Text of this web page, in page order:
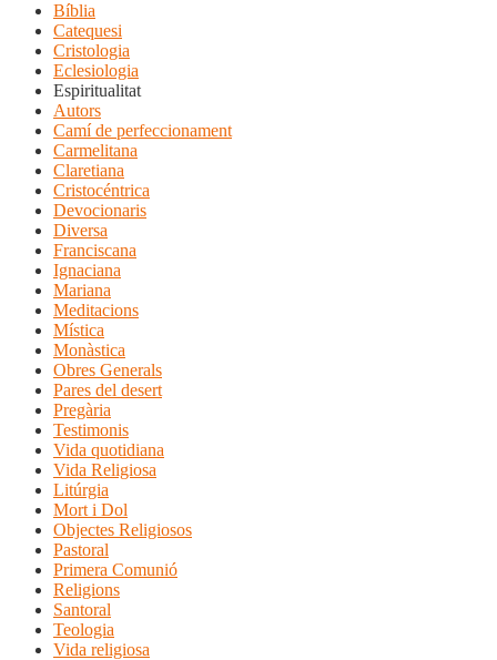
Bíblia
Catequesi
Cristologia
Eclesiologia
Espiritualitat
Autors
Camí de perfeccionament
Carmelitana
Claretiana
Cristocéntrica
Devocionaris
Diversa
Franciscana
Ignaciana
Mariana
Meditacions
Mística
Monàstica
Obres Generals
Pares del desert
Pregària
Testimonis
Vida quotidiana
Vida Religiosa
Litúrgia
Mort i Dol
Objectes Religiosos
Pastoral
Primera Comunió
Religions
Santoral
Teologia
Vida religiosa